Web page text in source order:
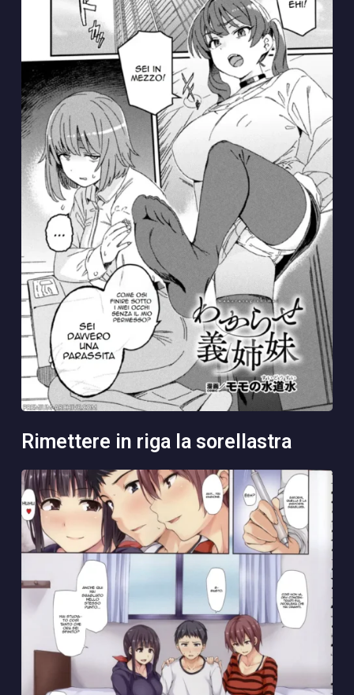
rimettere in riga la sorellastra